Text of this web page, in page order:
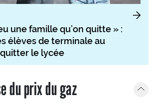
une famille qu’on quitte » :
élèves de terminale au
le lycée
du prix du gaz